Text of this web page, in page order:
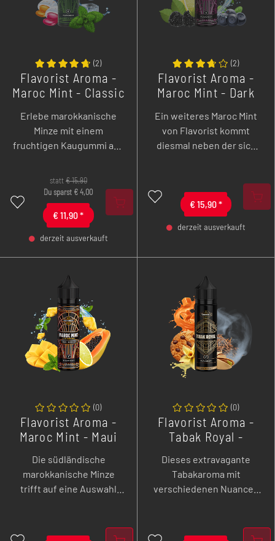
- +
statt€15,90
Du sparst € 4,00
€ 11,90*
derzeit ausverkauft
(2)
Flavorist Aroma -
Maroc Mint - Classic
Erlebe marokkanische
Minze mit einem
fruchtigen Kaugummi aus
Frische.
€ 15,90*
derzeit ausverkauft
(2)
Flavorist Aroma -
Maroc Mint - Dark
Longfill
Ein weiteres Maroc Mint
von Flavorist kommt
diesmal neben der sich
Brombeeren und Zitrus
sowie Frische um die
Ecke.
(0)
Flavorist Aroma -
Maroc Mint - Maui
Longfill
Die südländische
marokkanische Minze
trifft auf eine Auswahl
versetzen können.
(0)
Flavorist Aroma -
Tabak Royal -
Longfill
Dieses extravagante
Tabakaroma mit
verschiedenen Nuancen
geschmacklich umhauen!